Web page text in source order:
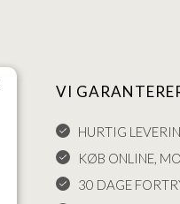
VI
HURTIG
KØB ONLINE,
30 DAGE